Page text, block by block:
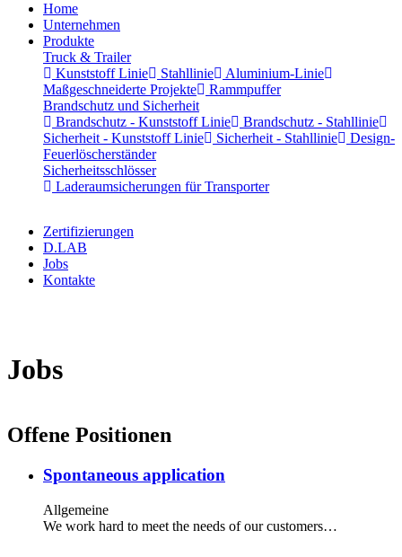
Home
Unternehmen
Produkte
Truck & Trailer
Kunststoff Linie
Stahllinie
Aluminium-Linie
Maßgeschneiderte Projekte
Rammpuffer
Brandschutz und Sicherheit
Brandschutz - Kunststoff Linie
Brandschutz - Stahllinie
Sicherheit - Kunststoff Linie
Sicherheit - Stahllinie
Design-
Feuerlöscherständer
Sicherheitsschlösser
Laderaumsicherungen für Transporter
Zertifizierungen
D.LAB
Jobs
Kontakte
Jobs
Offene Positionen
Spontaneous application
Allgemeine
We work hard to meet the needs of our customers…